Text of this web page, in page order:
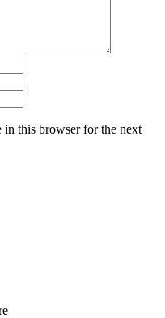
in this browser for the next